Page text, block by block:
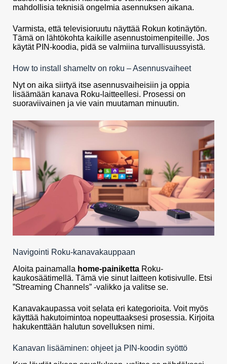
mahdollisia teknisiä ongelmia asennuksen aikana.
Varmista, että televisioruutu näyttää Rokun kotinäytön.
Tämä on lähtökohta kaikille asennustoimenpiteille. Jos
käytät PIN-koodia, pidä se valmiina turvallisuussyistä.
How to install shameltv on roku – Asennusvaiheet
Nyt on aika siirtyä itse asennusvaiheisiin ja oppia
lisäämään kanava Roku-laitteellesi. Prosessi on
suoraviivainen ja vie vain muutaman minuutin.
Navigointi Roku-kanavakauppaan
Aloita painamalla home-painiketta Roku-
kaukosäätimellä. Tämä vie sinut laitteen kotisivulle. Etsi
”Streaming Channels” -valikko ja valitse se.
Kanavakaupassa voit selata eri kategorioita. Voit myös
käyttää hakutoimintoa nopeuttaaksesi prosessia. Kirjoita
hakukenttään halutun sovelluksen nimi.
Kanavan lisääminen: ohjeet ja PIN-koodin syöttö